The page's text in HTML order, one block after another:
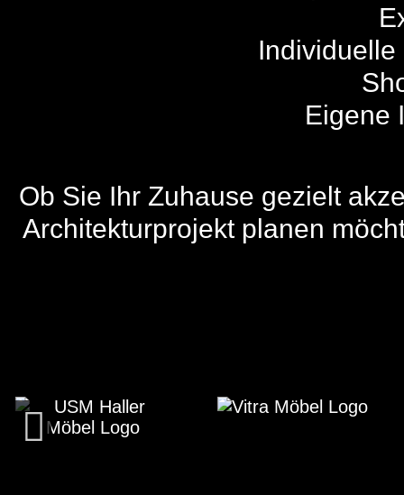
Eigene
Ob Sie Ihr Zuhause gezielt
Architekturprojekt planen